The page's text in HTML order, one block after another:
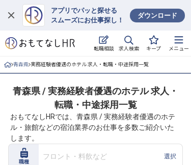
アプリでパッと探せる
スムーズにお仕事探し！
ダウンロード
転職相談 求人検索 キープ メニュー
ログイン
求人・施設を探す
就職・転職 合同説明会
おもてなしHRについて
ご利用の流れ
青森県 実務経験者優遇のホテル 求人・転職・中途採用一覧
青森県 / 実務経験者優遇のホテル 求人・
転職・中途採用一覧
おもてなしHRでは、青森県 / 実務経験者優遇のホテ
ル・旅館などの宿泊業界のお仕事を多数ご紹介いた
します。
職種
フロント・料飲など 選択